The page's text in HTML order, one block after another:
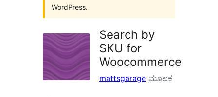
WordPress.
Search by
SKU for
Woocommerce
mattsgarage ಮೂಲಕ